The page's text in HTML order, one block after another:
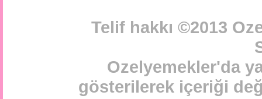
Telif hakkı ©2013
Ozelyemekler'da
gösterilerek içeriği